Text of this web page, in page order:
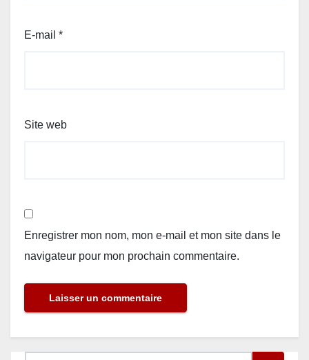
E-mail *
Site web
Enregistrer mon nom, mon e-mail et mon site dans le
navigateur pour mon prochain commentaire.